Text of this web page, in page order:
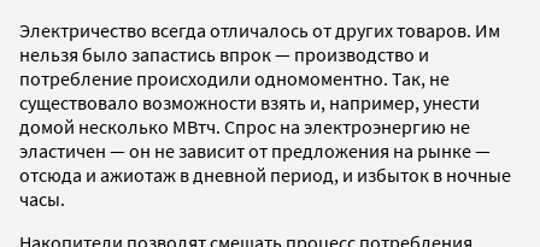
Электричество всегда отличалось от других товаров. Им
нельзя было запастись впрок — производство и
потребление происходили одномоментно. Так, не
существовало возможности взять и, например, унести
домой несколько МВтч. Спрос на электроэнергию не
эластичен — он не зависит от предложения на рынке —
отсюда и ажиотаж в дневной период, и избыток в ночные
часы.
Накопители позволят смещать процесс потребления,